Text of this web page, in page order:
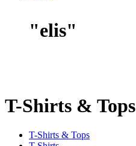
"elis"
T-Shirts & Tops
T-Shirts & Tops